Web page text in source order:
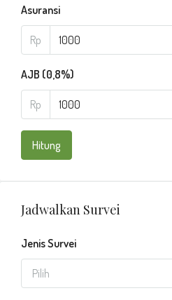
Asuransi
Rp
AJB (0,8%)
Rp
Hitung
Jadwalkan Survei
Jenis Survei
Pilih